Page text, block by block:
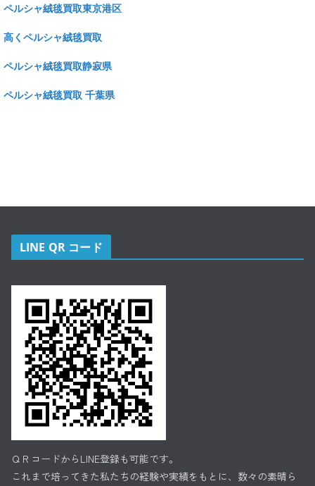
ペルシャ絨毯買取東京港区
高くペルシャ絨毯買取
ペルシャ絨毯買取静寂県
ペルシャ絨毯買取 千葉県
LINE QR コード
ＱＲコードからLINE登録も可能です。
これまで培ってきた私たちの経験や実績をもとに、数々の素晴ら